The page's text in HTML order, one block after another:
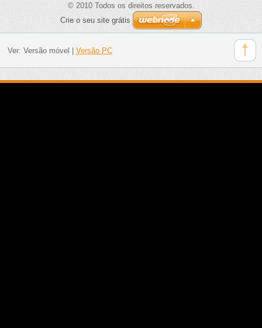
© 2010 Todos os direitos reservados.
Crie o seu site grátis
Ver: Versão móvel Versão PC